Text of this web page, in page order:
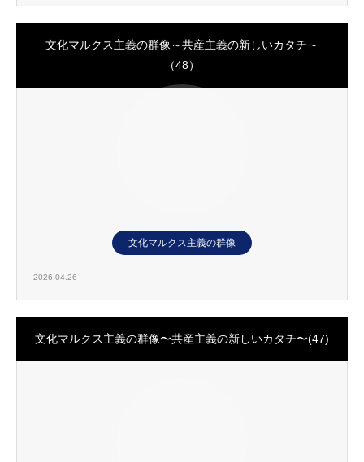
文化マルクス主義の群像～共産主義の新しいカタチ～
（48）
文化マルクス主義の群像
2026.04.26
文化マルクス主義の群像〜共産主義の新しいカタチ〜(47)